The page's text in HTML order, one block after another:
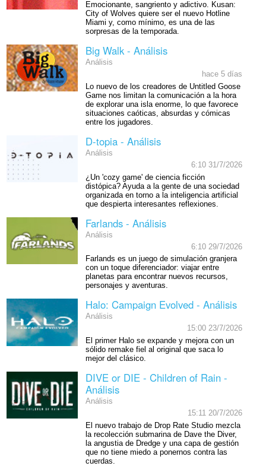
Emocionante, sangriento y adictivo. Kusan:
City of Wolves quiere ser el nuevo Hotline
Miami y, como mínimo, es una de las
sorpresas de la temporada.
Big Walk - Análisis
Análisis
hace 5 días
Lo nuevo de los creadores de Untitled Goose
Game nos limitan la comunicación a la hora
de explorar una isla enorme, lo que favorece
situaciones caóticas, absurdas y cómicas
entre los jugadores.
D-topia - Análisis
Análisis
6:10 31/7/2026
¿Un 'cozy game' de ciencia ficción
distópica? Ayuda a la gente de una sociedad
organizada en torno a la inteligencia artificial
que despierta interesantes reflexiones.
Farlands - Análisis
Análisis
6:10 29/7/2026
Farlands es un juego de simulación granjera
con un toque diferenciador: viajar entre
planetas para encontrar nuevos recursos,
personajes y aventuras.
Halo: Campaign Evolved - Análisis
Análisis
15:00 23/7/2026
El primer Halo se expande y mejora con un
sólido remake fiel al original que saca lo
mejor del clásico.
DIVE or DIE - Children of Rain -
Análisis
Análisis
15:11 20/7/2026
El nuevo trabajo de Drop Rate Studio mezcla
la recolección submarina de Dave the Diver,
la angustia de Dredge y una capa de gestión
que no tiene miedo a ponernos contra las
cuerdas.